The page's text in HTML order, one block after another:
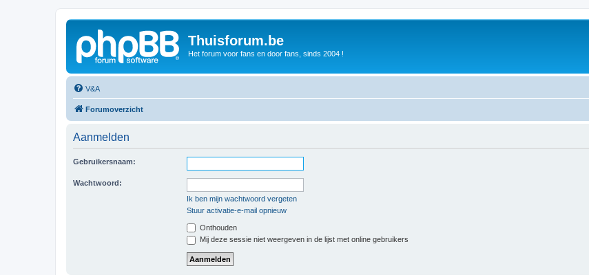
Thuisforum.be
Het forum voor fans en door fans, sinds 2004 !
V&A
Forumoverzicht
Aanmelden
Gebruikersnaam:
Wachtwoord:
Ik ben mijn wachtwoord vergeten
Stuur activatie-e-mail opnieuw
Onthouden
Mij deze sessie niet weergeven in de lijst met online gebruikers